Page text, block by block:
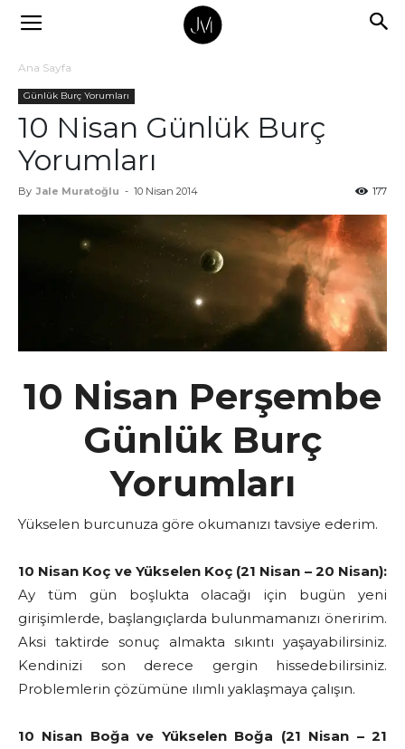
Ana Sayfa
Günlük Burç Yorumları
10 Nisan Günlük Burç
Yorumları
By Jale Muratoğlu - 10 Nisan 2014 177
10 Nisan Perşembe
Günlük Burç
Yorumları
Yükselen burcunuza göre okumanızı tavsiye ederim.
10 Nisan Koç ve Yükselen Koç (21 Nisan – 20 Nisan):
Ay tüm gün boşlukta olacağı için bugün yeni
girişimlerde, başlangıçlarda bulunmamanızı öneririm.
Aksi taktirde sonuç almakta sıkıntı yaşayabilirsiniz.
Kendinizi son derece gergin hissedebilirsiniz.
Problemlerin çözümüne ılımlı yaklaşmaya çalışın.
10 Nisan Boğa ve Yükselen Boğa (21 Nisan – 21